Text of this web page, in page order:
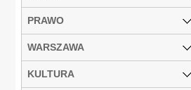
PRAWO
WARSZAWA
KULTURA